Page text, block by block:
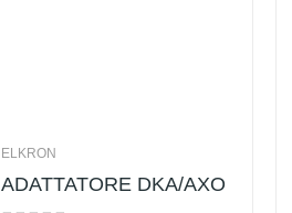
ELKRON
ADATTATORE DKA/AXO